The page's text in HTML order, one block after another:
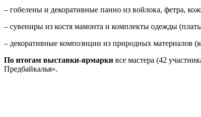
– гобелены и декоративные панно из войлока, фетра,
– сувениры из костя мамонта и комплекты одежды
– декоративные композиции из природных материалов
По итогам выставки-ярмарки все мастера (42
Предбайкалья».